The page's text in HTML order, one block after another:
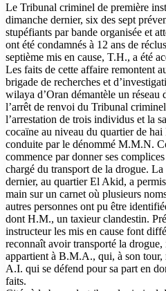
Le Tribunal criminel de première
dimanche dernier, six des sept
stupéfiants par bande organisée et
ont été condamnés à 12 ans de
septième mis en cause, T.H., a été
Les faits de cette affaire remontent
brigade de recherches et
wilaya d’Oran démantèle un réseau
l’arrêt de renvoi du Tribunal
l’arrestation de trois individus et la
cocaïne au niveau du quartier de
conduite par le dénommé M.M.N.
commence par donner ses
chargé du transport de la drogue.
dernier, au quartier El Akid, a
main sur un carnet où plusieurs
autres personnes ont pu être
dont H.M., un taxieur clandestin.
instructeur les mis en cause font
reconnaît avoir transporté la
appartient à B.M.A., qui, à son tour,
A.I. qui se défend pour sa part en
faits.